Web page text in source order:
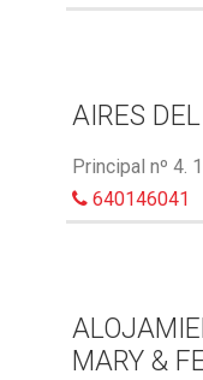
AIRES
Principal nº 4.
640146041
MARY &